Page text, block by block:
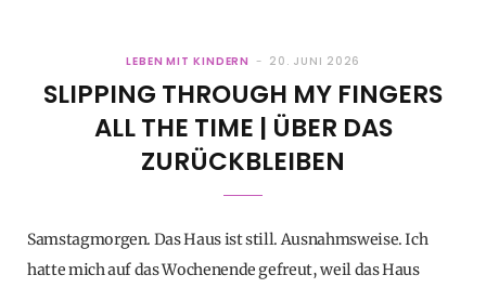
LEBEN MIT KINDERN 20. JUNI 2026
SLIPPING THROUGH MY FINGERS
ALL THE TIME | ÜBER DAS
ZURÜCKBLEIBEN
Samstagmorgen. Das Haus ist still. Ausnahmsweise. Ich
hatte mich auf das Wochenende gefreut, weil das Haus